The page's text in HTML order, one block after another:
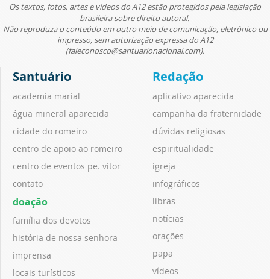
Os textos, fotos, artes e vídeos do A12 estão protegidos pela legislação
brasileira sobre direito autoral.
Não reproduza o conteúdo em outro meio de comunicação, eletrônico ou
impresso, sem autorização expressa do A12
(faleconosco@santuarionacional.com).
Santuário
academia marial
água mineral aparecida
cidade do romeiro
centro de apoio ao romeiro
centro de eventos pe. vitor
contato
doação
família dos devotos
história de nossa senhora
imprensa
locais turísticos
Redação
aplicativo aparecida
campanha da fraternidade
dúvidas religiosas
espiritualidade
igreja
infográficos
libras
notícias
orações
papa
vídeos